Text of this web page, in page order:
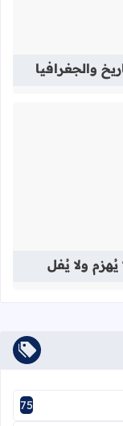
عن الزيدية في اليمن بين
والجغرافيا
عن خالد بن الوليد - سيف
ولا يُفل
75